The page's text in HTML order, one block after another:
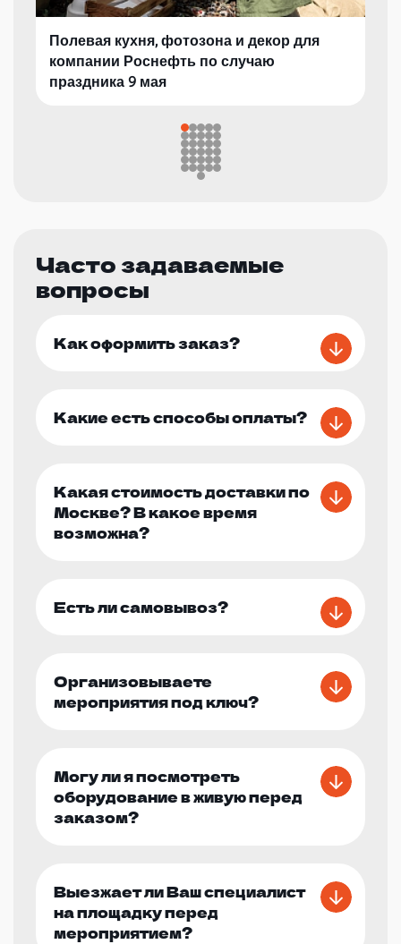
Полевая кухня, фотозона и декор для
компании Роснефть по случаю
праздника 9 мая
Часто задаваемые
вопросы
Как оформить заказ?
Какие есть способы оплаты?
Какая стоимость доставки по
Москве? В какое время
возможна?
Есть ли самовывоз?
Организовываете
мероприятия под ключ?
Могу ли я посмотреть
оборудование в живую перед
заказом?
Выезжает ли Ваш специалист
на площадку перед
мероприятием?